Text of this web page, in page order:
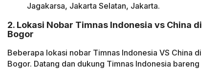
Jagakarsa, Jakarta Selatan, Jakarta.
2. Lokasi Nobar Timnas Indonesia vs China di
Bogor
Beberapa lokasi nobar Timnas Indonesia VS China di
Bogor. Datang dan dukung Timnas Indonesia bareng